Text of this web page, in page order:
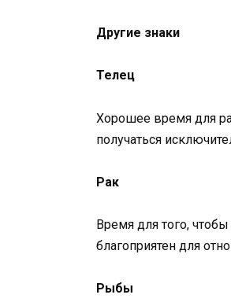
Другие знаки
Телец
Хорошее время для
получаться
Рак
Время для того,
благоприятен для
Рыбы